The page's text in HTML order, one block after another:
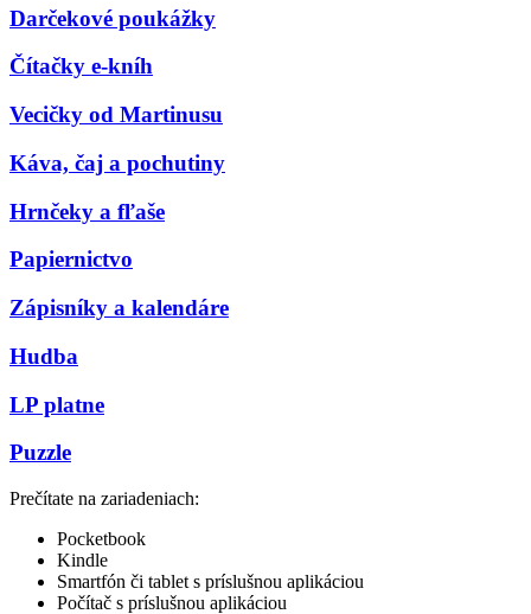
Darčekové poukážky
Čítačky e-kníh
Vecičky od Martinusu
Káva, čaj a pochutiny
Hrnčeky a fľaše
Papiernictvo
Zápisníky a kalendáre
Hudba
LP platne
Puzzle
Prečítate na zariadeniach:
Pocketbook
Kindle
Smartfón či tablet s príslušnou aplikáciou
Počítač s príslušnou aplikáciou